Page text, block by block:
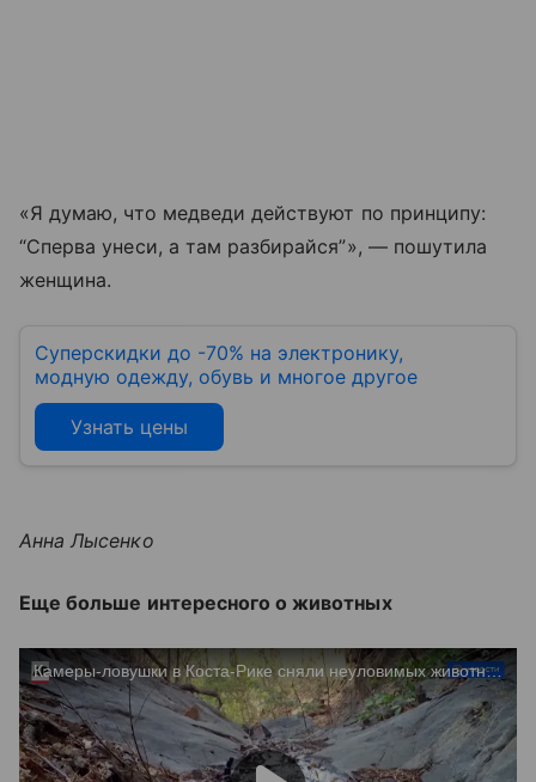
«Я думаю, что медведи действуют по принципу:
“Сперва унеси, а там разбирайся”», — пошутила
женщина.
Суперскидки до -70% на электронику,
модную одежду, обувь и многое другое
Узнать цены
Анна Лысенко
Еще больше интересного о животных